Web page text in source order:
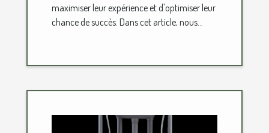
maximiser leur expérience et d'optimiser leur
chance de succès. Dans cet article, nous...